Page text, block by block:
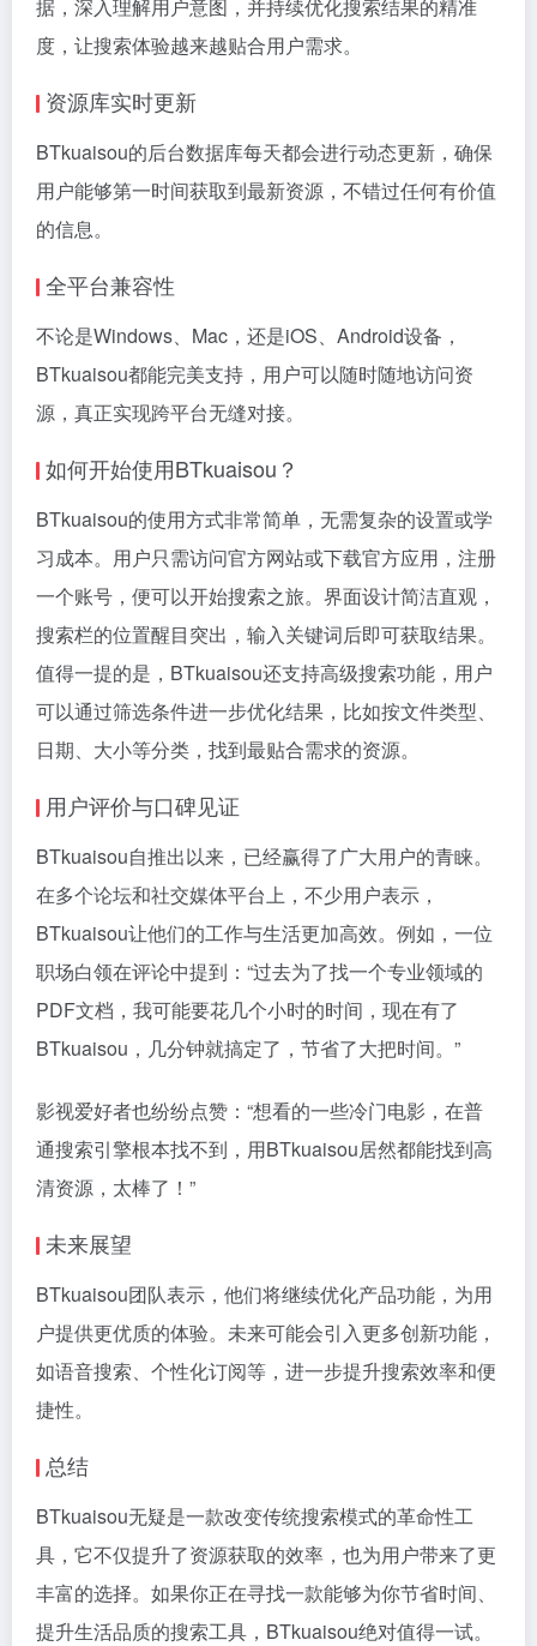
据，深入理解用户意图，并持续优化搜索结果的精准
度，让搜索体验越来越贴合用户需求。
资源库实时更新
BTkuaisou的后台数据库每天都会进行动态更新，确保
用户能够第一时间获取到最新资源，不错过任何有价值
的信息。
全平台兼容性
不论是Windows、Mac，还是iOS、Android设备，
BTkuaisou都能完美支持，用户可以随时随地访问资
源，真正实现跨平台无缝对接。
如何开始使用BTkuaisou？
BTkuaisou的使用方式非常简单，无需复杂的设置或学
习成本。用户只需访问官方网站或下载官方应用，注册
一个账号，便可以开始搜索之旅。界面设计简洁直观，
搜索栏的位置醒目突出，输入关键词后即可获取结果。
值得一提的是，BTkuaisou还支持高级搜索功能，用户
可以通过筛选条件进一步优化结果，比如按文件类型、
日期、大小等分类，找到最贴合需求的资源。
用户评价与口碑见证
BTkuaisou自推出以来，已经赢得了广大用户的青睐。
在多个论坛和社交媒体平台上，不少用户表示，
BTkuaisou让他们的工作与生活更加高效。例如，一位
职场白领在评论中提到：“过去为了找一个专业领域的
PDF文档，我可能要花几个小时的时间，现在有了
BTkuaisou，几分钟就搞定了，节省了大把时间。”
影视爱好者也纷纷点赞：“想看的一些冷门电影，在普
通搜索引擎根本找不到，用BTkuaisou居然都能找到高
清资源，太棒了！”
未来展望
BTkuaisou团队表示，他们将继续优化产品功能，为用
户提供更优质的体验。未来可能会引入更多创新功能，
如语音搜索、个性化订阅等，进一步提升搜索效率和便
捷性。
总结
BTkuaisou无疑是一款改变传统搜索模式的革命性工
具，它不仅提升了资源获取的效率，也为用户带来了更
丰富的选择。如果你正在寻找一款能够为你节省时间、
提升生活品质的搜索工具，BTkuaisou绝对值得一试。